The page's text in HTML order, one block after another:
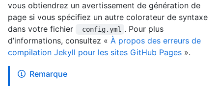
vous obtiendrez un avertissement de génération de
page si vous spécifiez un autre colorateur de syntaxe
dans votre fichier
_config.yml
. Pour plus
d’informations, consultez « À propos des erreurs de
compilation Jekyll pour les sites GitHub Pages ».
Remarque